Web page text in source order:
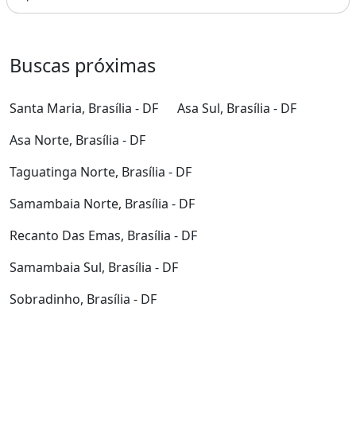
Buscas próximas
Santa Maria, Brasília - DF
Asa Sul, Brasília - DF
Asa Norte, Brasília - DF
Taguatinga Norte, Brasília - DF
Samambaia Norte, Brasília - DF
Recanto Das Emas, Brasília - DF
Samambaia Sul, Brasília - DF
Sobradinho, Brasília - DF